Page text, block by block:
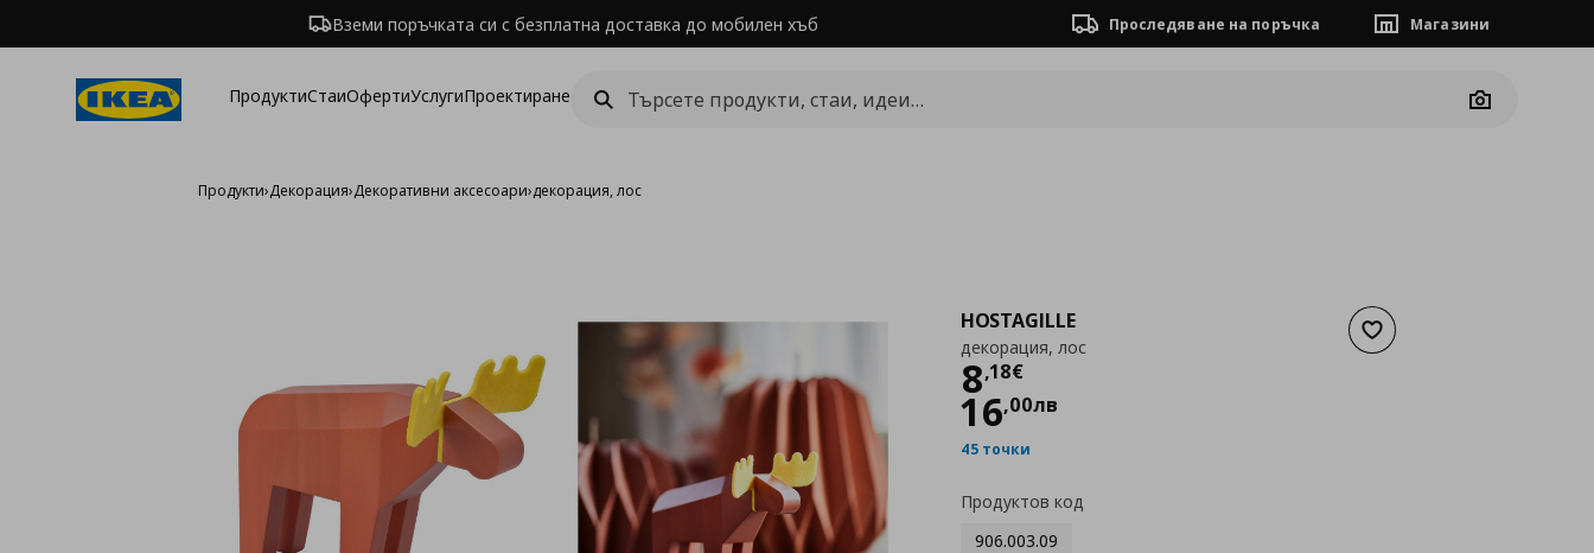
Вземи поръчката си с безплатна доставка до мобилен хъб Проследяване на поръчка Магазини
ПродуктиСтаиОфертиУслугиПроектиране
Camera
Продукти›Декорация›Декоративни аксесоари›декорация, лос
Добави към списъка с
HOSTAGILLE
декорация, лос
8,18€
Цена
16,00лв
45 точки
Продуктов код
906.003.09